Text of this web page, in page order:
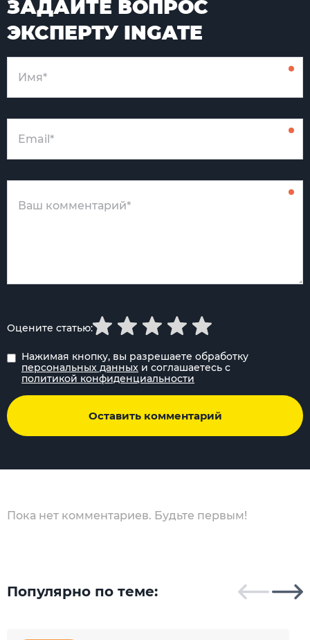
ЗАДАЙТЕ ВОПРОС
ЭКСПЕРТУ INGATE
Нажимая кнопку, вы разрешаете обработку
персональных данных и соглашаетесь с
политикой конфиденциальности
Оставить комментарий
Оцените статью:
Пока нет комментариев. Будьте первым!
Популярно по теме: